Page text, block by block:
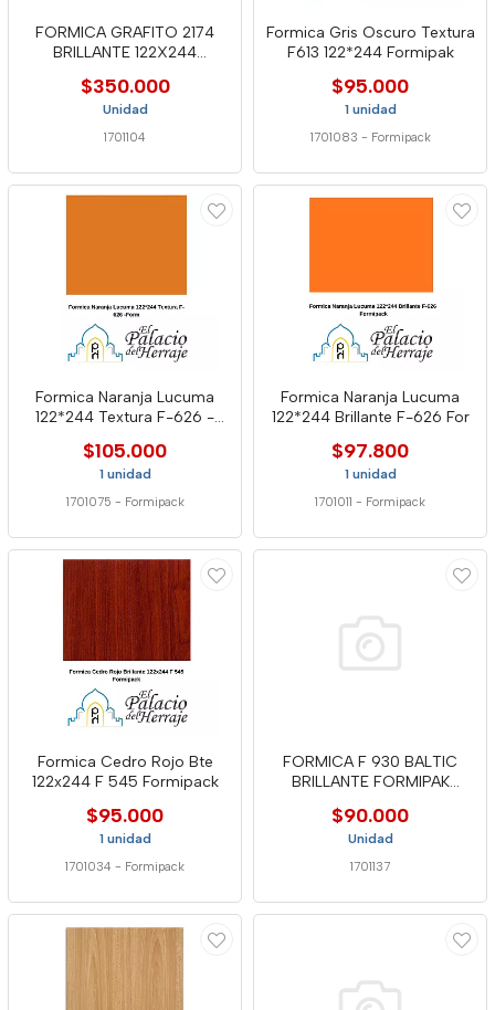
FORMICA GRAFITO 2174
BRILLANTE 122X244
$350.000
Unidad
1701104
Formica Gris Oscuro Textura
F613 122*244 Formipak
$95.000
1 unidad
1701083 - Formipack
Formica Naranja Lucuma
122*244 Textura F-626 -
$105.000
1 unidad
1701075 - Formipack
Formica Naranja Lucuma
122*244 Brillante F-626 For
$97.800
1 unidad
1701011 - Formipack
Formica Cedro Rojo Bte
122x244 F 545 Formipack
$95.000
1 unidad
1701034 - Formipack
FORMICA F 930 BALTIC
BRILLANTE FORMIPAK
$90.000
Unidad
1701137